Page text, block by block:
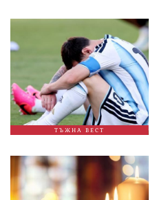
ТЪЖНА ВЕСТ